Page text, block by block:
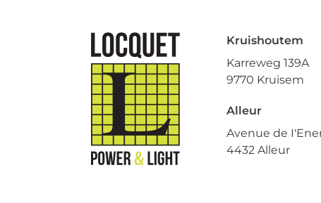
Kruishoutem
Karreweg 139A
9770 Kruisem
Alleur
Avenue de
4432 Alleur